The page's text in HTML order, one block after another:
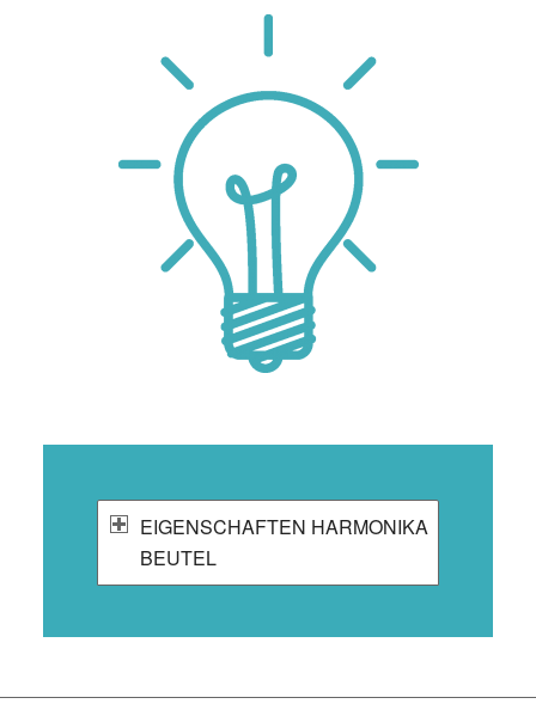
EIGENSCHAFTEN HARMONIKA
BEUTEL